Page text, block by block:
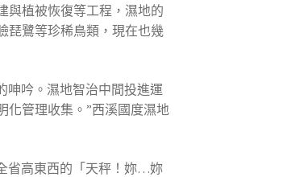
與植被恢復等工程，濕地的
琵鷺等珍稀鳥類，現在也幾
呻吟。濕地智治中間投進運
化管理收集。”西溪國度濕地
省高東西的「天秤！妳…妳